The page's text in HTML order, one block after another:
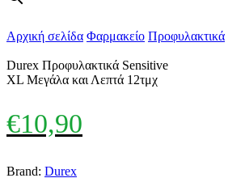
Αρχική σελίδα Φαρμακείο Προφυλακτικά
Durex Προφυλακτικά Sensitive
XL Μεγάλα και Λεπτά 12τμχ
€10,90
Brand: Durex